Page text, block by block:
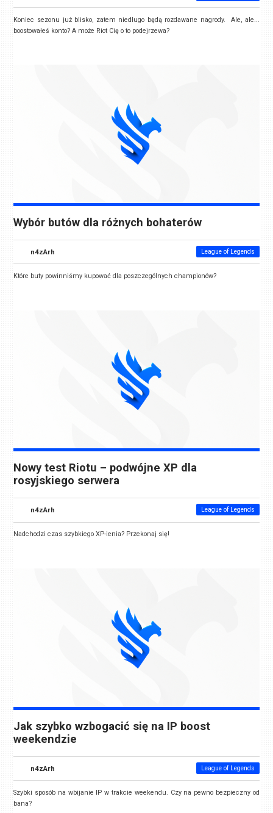
Koniec sezonu już blisko, zatem niedługo będą rozdawane nagrody. Ale, ale...
boostowałeś konto? A może Riot Cię o to podejrzewa?
Wybór butów dla różnych bohaterów
n4zArh League of Legends
Które buty powinniśmy kupować dla poszczególnych championów?
Nowy test Riotu – podwójne XP dla
rosyjskiego serwera
n4zArh League of Legends
Nadchodzi czas szybkiego XP-ienia? Przekonaj się!
Jak szybko wzbogacić się na IP boost
weekendzie
n4zArh League of Legends
Szybki sposób na wbijanie IP w trakcie weekendu. Czy na pewno bezpieczny od
bana?